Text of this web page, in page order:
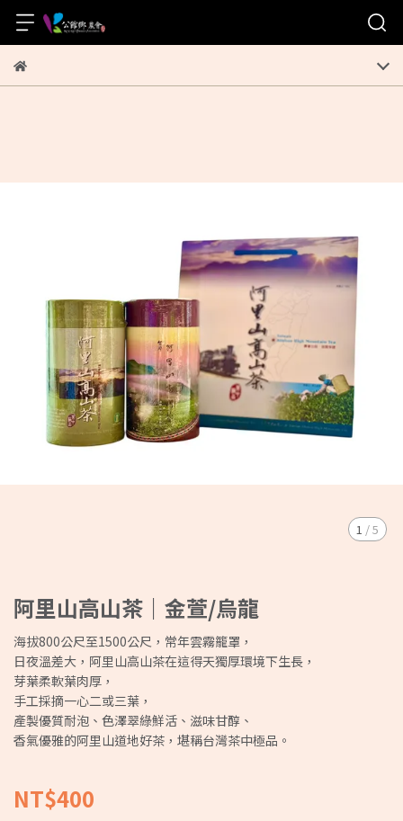
1 /5
阿里山高山茶｜金萱/烏龍
海拔800公尺至1500公尺，常年雲霧籠罩，
日夜溫差大，阿里山高山茶在這得天獨厚環境下生長，
芽葉柔軟葉肉厚，
手工採摘一心二或三葉，
產製優質耐泡、色澤翠綠鮮活、滋味甘醇、
香氣優雅的阿里山道地好茶，堪稱台灣茶中極品。
NT$400